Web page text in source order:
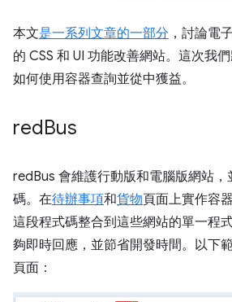
本文是一系列文章的一部分 ，討論電
的 CSS 和 UI 功能改善網站。這次我
如何使用容器查詢並從中獲益。
redBus
redBus 會維護行動版和電腦版網站，
碼。在待辦事項和貨物頁面上實作容
這段程式碼整合到這些網站的單一程
夠即時回應，並節省開發時間。以下
頁面：